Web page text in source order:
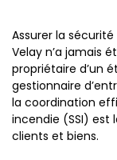
Assurer la
Velay n’a jamais
propriétaire d’un
gestionnaire
la coordination
incendie (SSI) est
clients et biens.